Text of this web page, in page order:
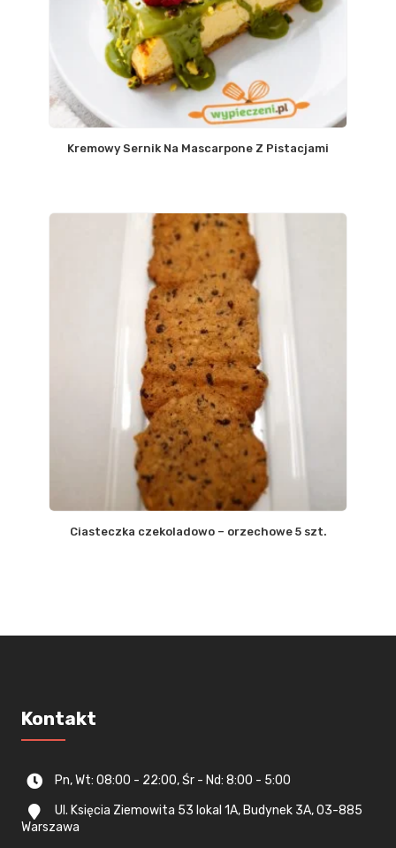
Kremowy Sernik Na Mascarpone Z Pistacjami
Ciasteczka czekoladowo – orzechowe 5 szt.
Kontakt
Pn, Wt: 08:00 - 22:00, Śr - Nd: 8:00 - 5:00
Ul. Księcia Ziemowita 53 lokal 1A, Budynek 3A, 03-885
Warszawa